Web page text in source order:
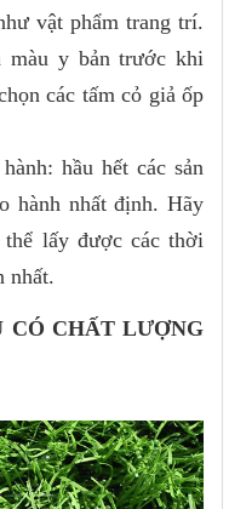
vật phẩm trang trí.
màu y bản trước khi
các tấm cỏ giả ốp
hầu hết các sản
hành nhất định. Hãy
lấy được các thời
nhất.
CÓ CHẤT LƯỢNG